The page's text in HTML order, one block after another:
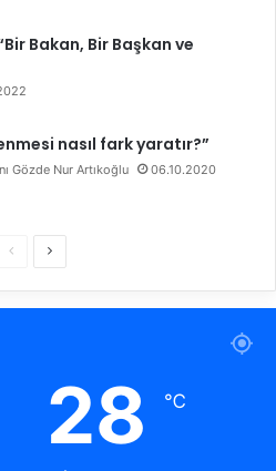
Bakan, Bir Başkan ve
nasıl fark yaratır?”
Gözde Nur Artıkoğlu 06.10.2020
c
n
k
i
28 ℃